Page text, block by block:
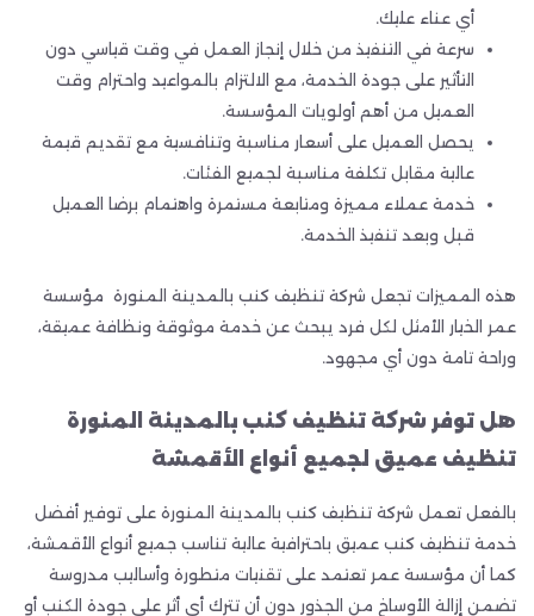
أي عناء عليك.
سرعة في التنفيذ من خلال إنجاز العمل في وقت قياسي دون
التأثير على جودة الخدمة، مع الالتزام بالمواعيد واحترام وقت
العميل من أهم أولويات المؤسسة.
يحصل العميل على أسعار مناسبة وتنافسية مع تقديم قيمة
عالية مقابل تكلفة مناسبة لجميع الفئات.
خدمة عملاء مميزة ومتابعة مستمرة واهتمام برضا العميل
قبل وبعد تنفيذ الخدمة.
هذه المميزات تجعل شركة تنظيف كنب بالمدينة المنورة مؤسسة
عمر الخيار الأمثل لكل فرد يبحث عن خدمة موثوقة ونظافة عميقة،
وراحة تامة دون أي مجهود.
هل توفر شركة تنظيف كنب بالمدينة المنورة
تنظيف عميق لجميع أنواع الأقمشة
بالفعل تعمل شركة تنظيف كنب بالمدينة المنورة على توفير أفضل
خدمة تنظيف كنب عميق باحترافية عالية تناسب جميع أنواع الأقمشة،
كما أن مؤسسة عمر تعتمد على تقنيات متطورة وأساليب مدروسة
تضمن إزالة الأوساخ من الجذور دون أن تترك أي أثر على جودة الكنب أو